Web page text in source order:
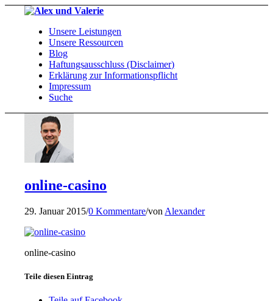
Unsere Leistungen
Unsere Ressourcen
Blog
Haftungsausschluss (Disclaimer)
Erklärung zur Informationspflicht
Impressum
Suche
online-casino
29. Januar 2015/0 Kommentare/von Alexander
online-casino
Teile diesen Eintrag